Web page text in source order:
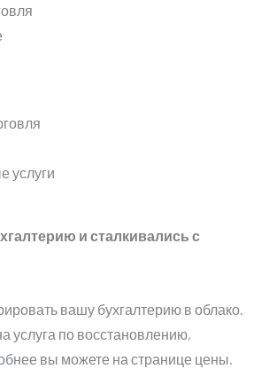
услуги
и сталкивались с
вашу бухгалтерию в облако.
услуга по восстановлению,
вы можете на странице цены.